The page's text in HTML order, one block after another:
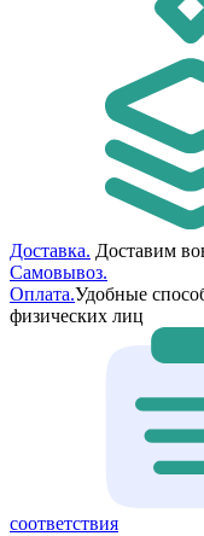
Доставка. Доставим
Самовывоз.
Оплата.Удобные
физических лиц
соответствия